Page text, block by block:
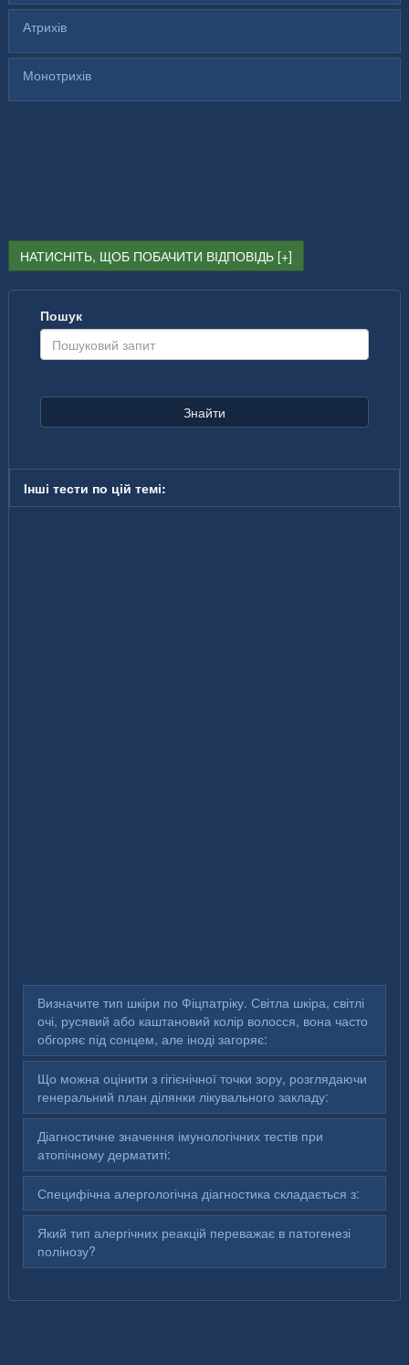
Атрихів
Монотрихів
НАТИСНІТЬ, ЩОБ ПОБАЧИТИ ВІДПОВІДЬ
Пошук
Знайти
Інші тести по цій темі:
Визначите тип шкіри по Фіцпатріку. Світла шкіра, світлі
очі, русявий або каштановий колір волосся, вона часто
обгоряє під сонцем, але іноді загоряє:
Що можна оцінити з гігієнічної точки зору, розглядаючи
генеральний план ділянки лікувального закладу:
Діагностичне значення імунологічних тестів при
атопічному дерматиті:
Специфічна алергологічна діагностика складається з:
Який тип алергічних реакцій переважає в патогенезі
полінозу?